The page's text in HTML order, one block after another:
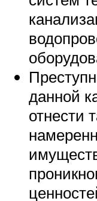
данной
отнести